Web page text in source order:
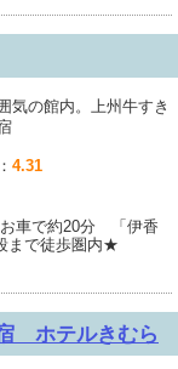
気の館内。上州牛すき
4.31
お車で約20分 「伊香
まで徒歩圏内★
ホテルきむら